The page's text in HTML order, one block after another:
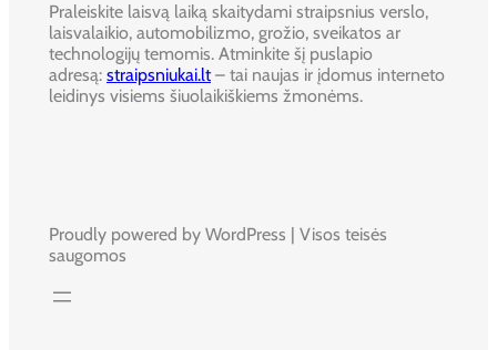
Praleiskite laisvą laiką skaitydami straipsnius verslo,
laisvalaikio, automobilizmo, grožio, sveikatos ar
technologijų temomis. Atminkite šį puslapio
adresą: straipsniukai.lt– tai naujas ir įdomus interneto
leidinys visiems šiuolaikiškiems žmonėms.
Proudly powered by WordPress | Visos teisės
saugomos